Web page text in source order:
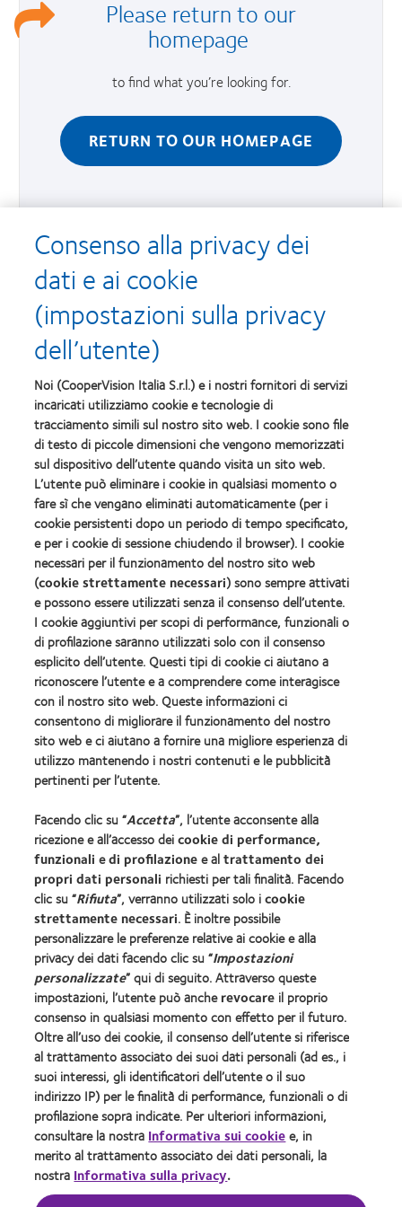
Pleasereturn to our
homepage
to find what you’re looking for.
RETURN TO OUR HOMEPAGE
I nostri prodotti
Tecnologia delle lenti a contatto
Trova un ottico
Lenti a contatto e visione
Nuovo utilizzatore
Portatore esperto
Su Di Noi
Opportunità di lavoro
Centro notizie
Legal
Informativa sulla privacy
Informativa sui cookie
Politica sui commenti
Gestisci preferenze di consenso
COOPERVISION ITALIA Srl - Società Uninominale
Sede Legale: Via Carducci 26, 20123 Milano Codice
Fiscale e Numero di iscrizione 10653750157 del
Registro delle Imprese di Milano
R.E.A. Ml 1392359 - Capitale Sociale €
1.891.569,00 int. vers. - P.IVA 10653750157
Società soggetta all'altrui attività di direzione e
coordinamento ex art. 2497-bis c.c.
Sito autorizzato con Aut. Min. 11/01/2024;
Le lenti a contatto
CooperVision®sono dispositivi medici CE0123. Leggere
attentamente le avvertenze e le istruzioni d’uso.
Accertare l’assenza di controindicazioni dal medico
oculista
Consenso alla privacy dei
dati e ai cookie
(impostazioni sulla privacy
dell’utente)
Noi (CooperVision Italia S.r.l.) e i nostri fornitori di servizi
incaricati utilizziamo cookie e tecnologie di
tracciamento simili sul nostro sito web. I cookie sono file
di testo di piccole dimensioni che vengono memorizzati
sul dispositivo dell’utente quando visita un sito web.
L’utente può eliminare i cookie in qualsiasi momento o
fare sì che vengano eliminati automaticamente (per i
cookie persistenti dopo un periodo di tempo specificato,
e per i cookie di sessione chiudendo il browser). I cookie
necessari per il funzionamento del nostro sito web
(cookie strettamente necessari) sono sempre attivati
e possono essere utilizzati senza il consenso dell’utente.
I cookie aggiuntivi per scopi di performance, funzionali o
di profilazione saranno utilizzati solo con il consenso
esplicito dell’utente. Questi tipi di cookie ci aiutano a
riconoscere l’utente e a comprendere come interagisce
con il nostro sito web. Queste informazioni ci
consentono di migliorare il funzionamento del nostro
sito web e ci aiutano a fornire una migliore esperienza di
utilizzo mantenendo i nostri contenuti e le pubblicità
pertinenti per l’utente.
Facendo clic su “Accetta”, l’utente acconsente alla
ricezione e all’accesso deicookie di performance,
funzionali edi profilazionee altrattamento dei
propri dati personali richiesti per tali finalità. Facendo
clic su “Rifiuta”, verranno utilizzati solo icookie
strettamente necessari. È inoltre possibile
personalizzare le preferenze relative ai cookie e alla
privacy dei dati facendo clic su “Impostazioni
personalizzate” qui di seguito. Attraverso queste
impostazioni, l’utente può ancherevocare il proprio
consenso in qualsiasi momento con effetto per il futuro.
Oltre all’uso dei cookie, il consenso dell’utente si riferisce
al trattamento associato dei suoi dati personali (ad es., i
suoi interessi, gli identificatori dell’utente o il suo
indirizzo IP) per le finalità di performance, funzionali o di
profilazione sopra indicate. Per ulteriori informazioni,
consultare la nostra Informativa sui cookiee, in
merito al trattamento associato dei dati personali, la
nostra Informativa sulla privacy.